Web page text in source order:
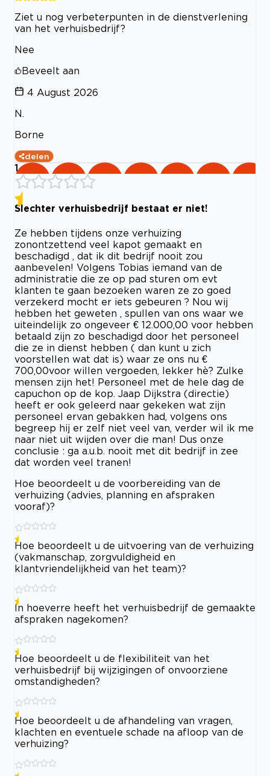
Ziet u nog verbeterpunten in de dienstverlening
van het verhuisbedrijf?
Nee
Beveelt aan
4 August 2026
N.
Borne
delen
1
Slechter verhuisbedrijf bestaat er niet!
Ze hebben tijdens onze verhuizing
zonontzettend veel kapot gemaakt en
beschadigd , dat ik dit bedrijf nooit zou
aanbevelen! Volgens Tobias iemand van de
administratie die ze op pad sturen om evt
klanten te gaan bezoeken waren ze zo goed
verzekerd mocht er iets gebeuren ? Nou wij
hebben het geweten , spullen van ons waar we
uiteindelijk zo ongeveer € 12.000,00 voor hebben
betaald zijn zo beschadigd door het personeel
die ze in dienst hebben ( dan kunt u zich
voorstellen wat dat is) waar ze ons nu €
700,00voor willen vergoeden, lekker hè? Zulke
mensen zijn het! Personeel met de hele dag de
capuchon op de kop. Jaap Dijkstra (directie)
heeft er ook geleerd naar gekeken wat zijn
personeel ervan gebakken had, volgens ons
begreep hij er zelf niet veel van, verder wil ik me
naar niet uit wijden over die man! Dus onze
conclusie : ga a.u.b. nooit met dit bedrijf in zee
dat worden veel tranen!
Hoe beoordeelt u de voorbereiding van de
verhuizing (advies, planning en afspraken
vooraf)?
Hoe beoordeelt u de uitvoering van de verhuizing
(vakmanschap, zorgvuldigheid en
klantvriendelijkheid van het team)?
In hoeverre heeft het verhuisbedrijf de gemaakte
afspraken nagekomen?
Hoe beoordeelt u de flexibiliteit van het
verhuisbedrijf bij wijzigingen of onvoorziene
omstandigheden?
Hoe beoordeelt u de afhandeling van vragen,
klachten en eventuele schade na afloop van de
verhuizing?